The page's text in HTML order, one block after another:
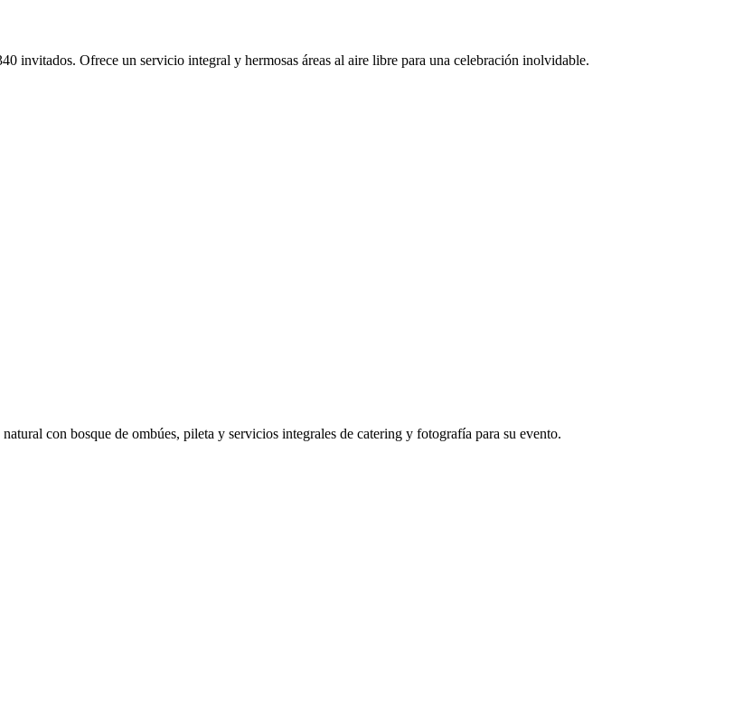
invitados. Ofrece un servicio integral y hermosas áreas al aire libre para una celebración inolvidable.
con bosque de ombúes, pileta y servicios integrales de catering y fotografía para su evento.